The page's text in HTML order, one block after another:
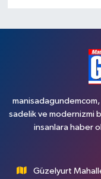
sadelik ve modernizmi
insanlara haber
Güzelyurt